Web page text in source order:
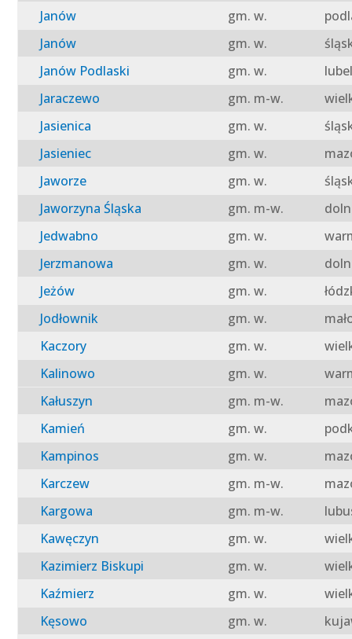
Janów gm. w.
Janów
gm. w.
Janów Podlaski
gm. w.
Jaraczewo
gm. m-w.
Jasienica
gm. w.
Jasieniec
gm. w.
Jaworze
gm. w.
Jaworzyna Śląska
gm. m-w.
Jedwabno
gm. w.
Jerzmanowa
gm. w.
Jeżów
gm. w.
Jodłownik
gm. w.
Kaczory
gm. w.
Kalinowo
gm. w.
Kałuszyn
gm. m-w.
Kamień
gm. w.
Kampinos
gm. w.
Karczew
gm. m-w.
Kargowa
gm. m-w.
Kawęczyn
gm. w.
Kazimierz Biskupi
gm. w.
Kaźmierz
gm. w.
Kęsowo
gm. w.